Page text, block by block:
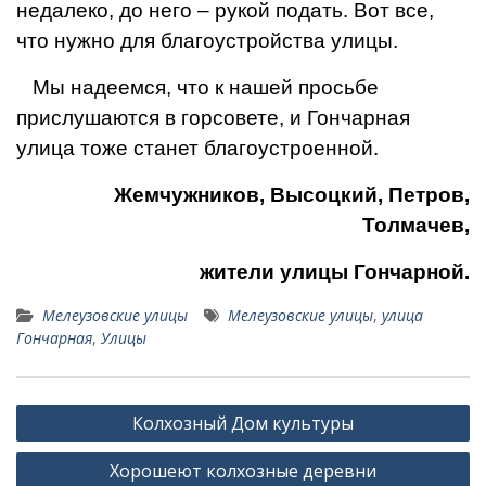
недалеко, до него – рукой подать. Вот все,
что нужно для благоустройства улицы.
Мы надеемся, что к нашей просьбе
прислушаются в горсове­те, и Гончарная
улица тоже ста­нет благоустроенной.
Жемчужников, Высоцкий, Петров,
Толмачев,
жители улицы Гончарной.
Мелеузовские улицы Мелеузовские улицы, улица
Гончарная, Улицы
Навигация
по
Колхозный Дом культуры
Хорошеют колхозные деревни